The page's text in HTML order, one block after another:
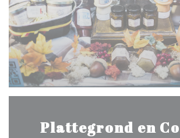
Plattegrond en